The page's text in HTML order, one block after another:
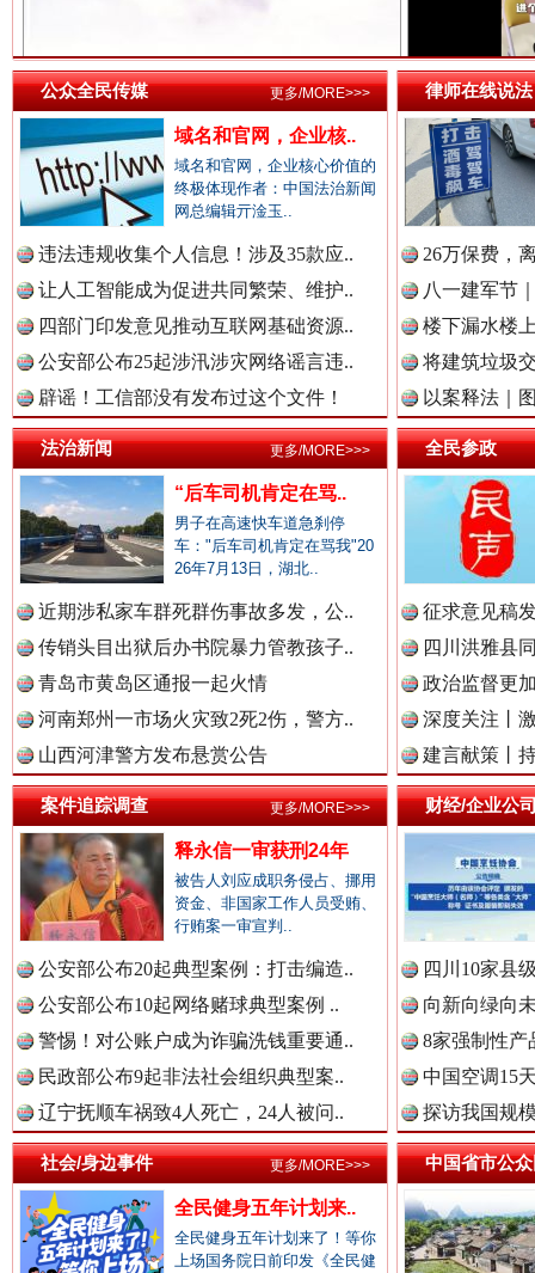
中国医药新闻网.
中国企业新闻网.
中国农业新闻网.
中国视频新闻网.
中国廉政法纪网.
中国律师在线.
中国参政网.中
中国全民新闻网.
中国公众新闻网.
中国公民新闻网.
中国公共新闻网.
雄关漫道展新颜 “
衣柜里的秘密 高速路
春天里的科技盛宴
公众全民传媒
域名和官网，企业核..
域名和官网，企业核心价值的
终极体现作者：中国法治新闻
网总编辑亓淦玉..
违法违规收集个人信息！涉及35款应..
让人工智能成为促进共同繁荣、维护..
四部门印发意见推动互联网基础资源..
公安部公布25起涉汛涉灾网络谣言违..
辟谣！工信部没有发布过这个文件！
更多/MORE>>> 律师在线说法
26万保费，
八一建军节
楼下漏水楼
将建筑垃圾
以案释法｜
法治新闻
“后车司机肯定在骂..
男子在高速快车道急刹停
车："后车司机肯定在骂我"20
26年7月13日，湖北..
近期涉私家车群死群伤事故多发，公..
传销头目出狱后办书院暴力管教孩子..
青岛市黄岛区通报一起火情
河南郑州一市场火灾致2死2伤，警方..
山西河津警方发布悬赏公告
更多/MORE>>> 全民参政
征求意见稿
四川洪雅县
政治监督更
深度关注丨
建言献策丨
案件追踪调查
释永信一审获刑24年
被告人刘应成职务侵占、挪用
资金、非国家工作人员受贿、
行贿案一审宣判..
公安部公布20起典型案例：打击编造..
公安部公布10起网络赌球典型案例 ..
警惕！对公账户成为诈骗洗钱重要通..
民政部公布9起非法社会组织典型案..
辽宁抚顺车祸致4人死亡，24人被问..
更多/MORE>>> 财经/企业公
四川10家县
向新向绿向
8家强制性产
中国空调15
探访我国规
社会/身边事件
全民健身五年计划来..
全民健身五年计划来了！等你
上场国务院日前印发《全民健
更多/MORE>>> 中国省市公